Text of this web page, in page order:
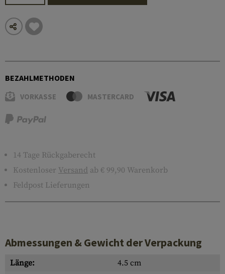
BEZAHLMETHODEN
VORKASSE MASTERCARD
14 Tage Rückgaberecht
Kostenloser Versand ab € 99,90 Warenkorb
Feldpost Lieferungen
Abmessungen & Gewicht der Verpackung
Länge:
4.5 cm